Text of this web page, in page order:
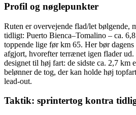
Profil og nøglepunkter
Ruten er overvejende flad/let bølgende,
tidligt: Puerto Bienca–Tomalino – ca.
toppende lige før km 65. Her bør
afgjort, hvorefter terrænet igen flader
designet til høj fart: de sidste ca. 2,7 km
belønner de tog, der kan holde høj
lead-out.
Taktik: sprintertog kontra